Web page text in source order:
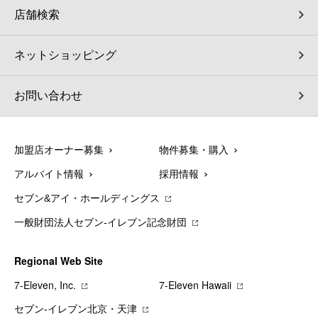
店舗検索
ネットショッピング
お問い合わせ
加盟店オーナー募集 物件募集・購入
アルバイト情報 採用情報
セブン&アイ・ホールディングス
一般財団法人セブン-イレブン記念財団
Regional Web Site
7‐Eleven, Inc.
7‐Eleven Hawaii
セブン‐イレブン北京・天津